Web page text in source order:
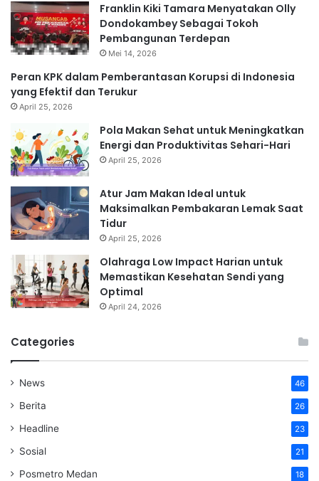
Franklin Kiki Tamara Menyatakan Olly
Dondokambey Sebagai Tokoh
Pembangunan Terdepan
Mei 14, 2026
Peran KPK dalam Pemberantasan Korupsi di Indonesia
yang Efektif dan Terukur
April 25, 2026
Pola Makan Sehat untuk Meningkatkan
Energi dan Produktivitas Sehari-Hari
April 25, 2026
Atur Jam Makan Ideal untuk
Maksimalkan Pembakaran Lemak Saat
Tidur
April 25, 2026
Olahraga Low Impact Harian untuk
Memastikan Kesehatan Sendi yang
Optimal
April 24, 2026
Categories
News 46
Berita 26
Headline 23
Sosial 21
Posmetro Medan 18